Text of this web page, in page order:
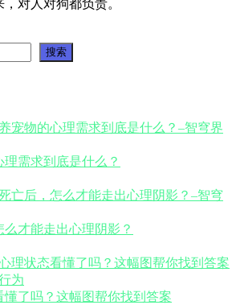
对人对狗都负责。
搜索
需求到底是什么？
才能走出心理阴影？
懂了吗？这幅图帮你找到答案